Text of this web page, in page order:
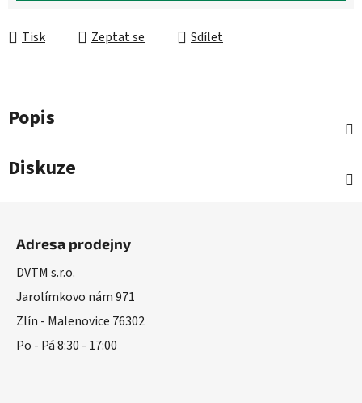
Tisk Zeptat se Sdílet
Popis
Diskuze
Adresa prodejny
DVTM s.r.o.
Jarolímkovo nám 971
Zlín - Malenovice 76302
Po - Pá 8:30 - 17:00